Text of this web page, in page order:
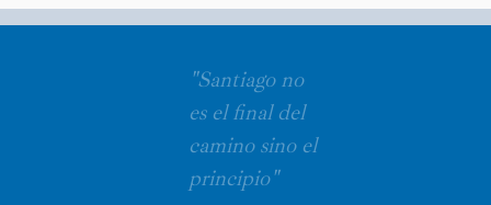
"Santiago no
es el final del
camino sino el
principio"